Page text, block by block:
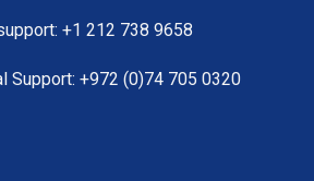
+1 212 738 9658
Support: +972 (0)74 705 0320